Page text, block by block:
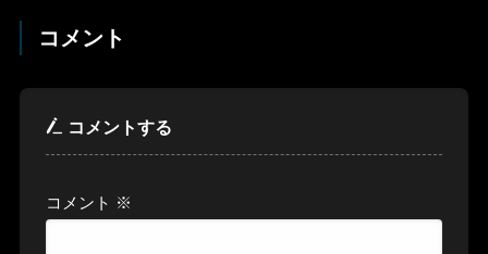
コメント
コメントする
コメント ※